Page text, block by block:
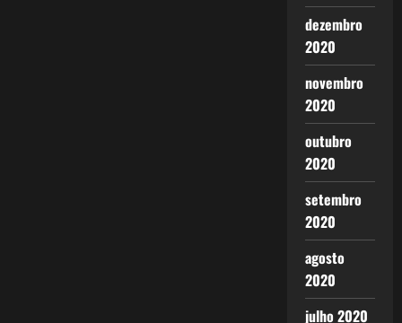
dezembro
2020
novembro
2020
outubro
2020
setembro
2020
agosto
2020
julho 2020